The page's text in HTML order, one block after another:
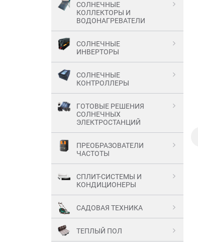
СОЛНЕЧНЫЕ
КОЛЛЕКТОРЫ И
ВОДОНАГРЕВАТЕЛИ
СОЛНЕЧНЫЕ
ИНВЕРТОРЫ
СОЛНЕЧНЫЕ
КОНТРОЛЛЕРЫ
ГОТОВЫЕ РЕШЕНИЯ
СОЛНЕЧНЫХ
ЭЛЕКТРОСТАНЦИЙ
ПРЕОБРАЗОВАТЕЛИ
ЧАСТОТЫ
СПЛИТ-СИСТЕМЫ И
КОНДИЦИОНЕРЫ
САДОВАЯ ТЕХНИКА
ТЕПЛЫЙ ПОЛ
Источник бесперебойного
питания ЭНЕРГИЯ Гарант-500
12В
16 300.00 р.